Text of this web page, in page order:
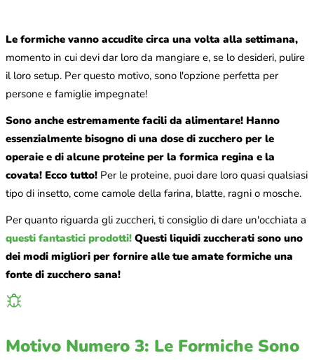
Le formiche vanno accudite circa una volta alla settimana,
momento in cui devi dar loro da mangiare e, se lo desideri, pulire
il loro setup. Per questo motivo, sono l'opzione perfetta per
persone e famiglie impegnate!
Sono anche estremamente facili da alimentare! Hanno
essenzialmente bisogno di una dose di zucchero per le
operaie e di alcune proteine per la formica regina e la
covata! Ecco tutto! Per le proteine, puoi dare loro quasi qualsiasi
tipo di insetto, come camole della farina, blatte, ragni o mosche.
Per quanto riguarda gli zuccheri, ti consiglio di dare un'occhiata a
questi fantastici prodotti! Questi liquidi zuccherati sono uno
dei modi migliori per fornire alle tue amate formiche una
fonte di zucchero sana!
Motivo Numero 3: Le Formiche Sono